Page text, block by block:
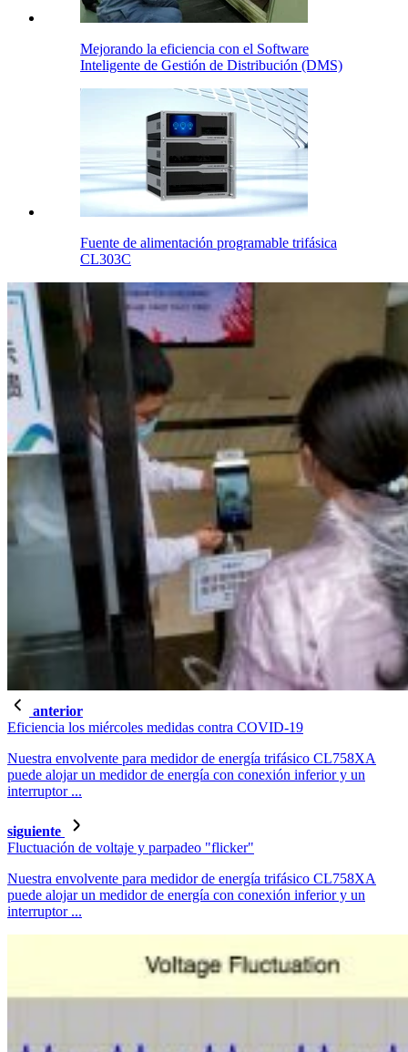
Mejorando la eficiencia con el Software
Inteligente de Gestión de Distribución (DMS)
Fuente de alimentación programable trifásica
CL303C
anterior
Eficiencia los miércoles medidas contra COVID-19
Nuestra envolvente para medidor de energía trifásico CL758XA
puede alojar un medidor de energía con conexión inferior y un
interruptor ...
siguiente
Fluctuación de voltaje y parpadeo "flicker"
Nuestra envolvente para medidor de energía trifásico CL758XA
puede alojar un medidor de energía con conexión inferior y un
interruptor ...